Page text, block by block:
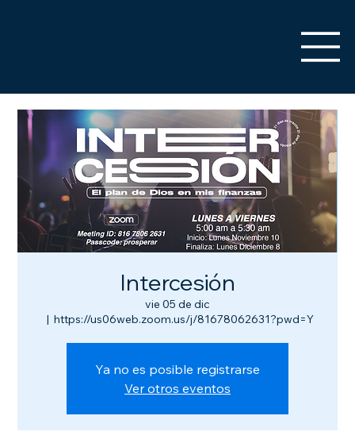
Intercesión
vie 05 de dic
  |
https://us06web.zoom.us/j/81678062631?pwd=Y
Ya no es posible registrarse
Ver otros eventos